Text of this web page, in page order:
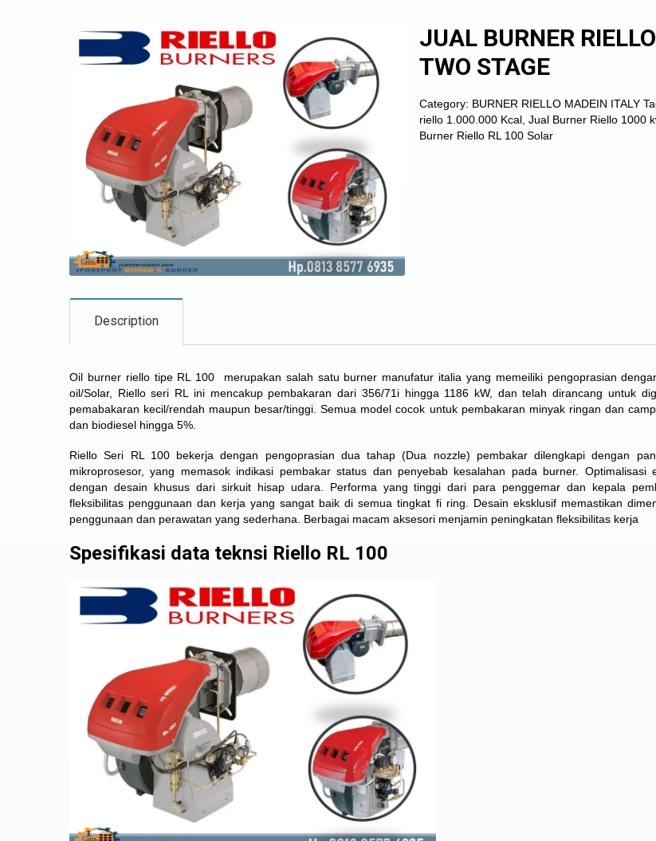
JUAL BURNER
TWO STAGE
Category: BURNER RIELLO MADEIN ITALY
riello 1.000.000 Kcal ,Jual Burner Riello 1000
Burner Riello RL 100 Solar
Description
Oil burner riello tipe RL 100 merupakan salah satu burner manufatur italia yang memeiliki pengoprasian
oil/Solar, Riello seri RL ini mencakup pembakaran dari 356/71i hingga 1186 kW, dan telah dirancang untuk
pemabakaran kecil/rendah maupun besar/tinggi. Semua model cocok untuk pembakaran minyak ringan dan
dan biodiesel hingga 5%.
Riello Seri RL 100 bekerja dengan pengoprasian dua tahap (Dua nozzle) pembakar dilengkapi dengan
mikroprosesor, yang memasok indikasi pembakar status dan penyebab kesalahan pada burner. Optimalisasi
dengan desain khusus dari sirkuit hisap udara. Performa yang tinggi dari para penggemar dan kepala
fleksibilitas penggunaan dan kerja yang sangat baik di semua tingkat fi ring. Desain eksklusif memastikan
penggunaan dan perawatan yang sederhana. Berbagai macam aksesori menjamin peningkatan fleksibilitas kerja
Spesifikasi data teknsi Riello RL 100